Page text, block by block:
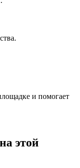
и помогает
этой